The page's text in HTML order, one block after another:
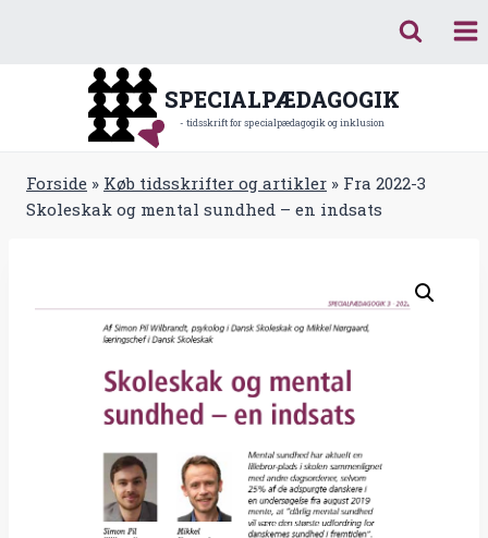
SPECIALPÆDAGOGIK
- tidsskrift for specialpædagogik og inklusion
Forside » Køb tidsskrifter og artikler » Fra 2022-3
Skoleskak og mental sundhed – en indsats